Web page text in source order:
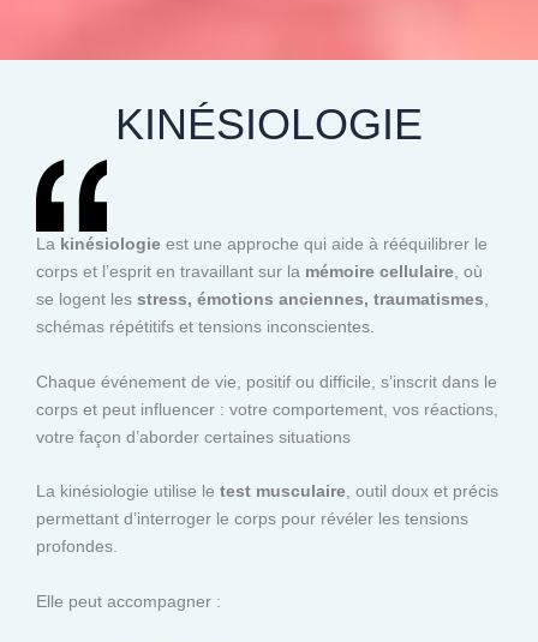
KINÉSIOLOGIE
La kinésiologie est une approche qui aide à rééquilibrer le
corps et l’esprit en travaillant sur la mémoire cellulaire, où
se logent les stress, émotions anciennes, traumatismes,
schémas répétitifs et tensions inconscientes.
Chaque événement de vie, positif ou difficile, s’inscrit dans le
corps et peut influencer : votre comportement, vos réactions,
votre façon d’aborder certaines situations
La kinésiologie utilise le test musculaire, outil doux et précis
permettant d’interroger le corps pour révéler les tensions
profondes.
Elle peut accompagner :